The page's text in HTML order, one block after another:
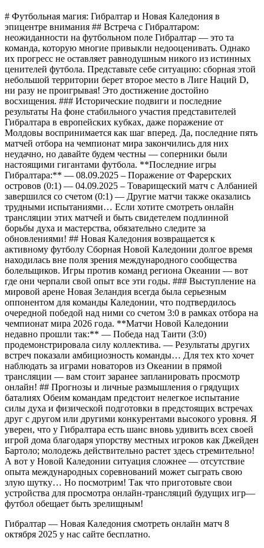
# Футбольная магия: Гибралтар и Новая Каледония в
эпицентре внимания ## Встреча с Гибралтаром:
неожиданности на футбольном поле Гибралтар — это та
команда, которую многие привыкли недооценивать. Однако
их прогресс не оставляет равнодушным никого из истинных
ценителей футбола. Представьте себе ситуацию: сборная этой
небольшой территории берет второе место в Лиге Наций D,
ни разу не проигрывая! Это достижение достойно
восхищения. ### Исторические подвиги и последние
результаты На фоне стабильного участия представителей
Гибралтара в европейских кубках, даже поражение от
Молдовы воспринимается как шаг вперед. Да, последние пять
матчей отбора на чемпионат мира закончились для них
неудачно, но давайте будем честны — соперники были
настоящими гигантами футбола. **Последние игры
Гибралтара:** — 08.09.2025 – Поражение от Фарерских
островов (0:1) — 04.09.2025 – Товарищеский матч с Албанией
завершился со счетом (0:1) — Другие матчи также оказались
трудными испытаниями… Если хотите смотреть онлайн
трансляции этих матчей и быть свидетелем подлинной
борьбы духа и мастерства, обязательно следите за
обновлениями! ## Новая Каледония возвращается к
активному футболу Сборная Новой Каледонии долгое время
находилась вне поля зрения международного сообщества
болельщиков. Игры против команд региона Океании — вот
где они черпали свой опыт все эти годы. ### Выступление на
мировой арене Новая Зеландия всегда была серьезным
оппонентом для команды Каледонии, что подтвердилось
очередной победой над ними со счетом 3:0 в рамках отбора на
чемпионат мира 2026 года. **Матчи Новой Каледонии
недавно прошли так:** — Победа над Таити (3:0)
продемонстрировала силу коллектива. — Результаты других
встреч показали амбициозность команды… Для тех кто хочет
наблюдать за играми новаторов из Океании в прямой
трансляции — вам стоит заранее запланировать просмотр
онлайн! ## Прогнозы и личные размышления о грядущих
баталиях Обеим командам предстоит нелегкое испытание
силы духа и физической подготовки в предстоящих встречах
друг с другом или другими конкурентами высокого уровня. Я
уверен, что у Гибралтара есть шанс вновь удивить всех своей
игрой дома благодаря упорству местных игроков как Джейден
Бартоло; молодежь действительно растет здесь стремительно!
А вот у Новой Каледонии ситуация сложнее — отсутствие
опыта международных соревнований может сыграть свою
злую шутку… Но посмотрим! Так что приготовьте свои
устройства для просмотра онлайн-трансляций будущих игр—
футбол обещает быть зрелищным!
Гибралтар — Новая Каледония cмотреть онлайн матч 8
октября 2025 у нас сайте бесплатно.